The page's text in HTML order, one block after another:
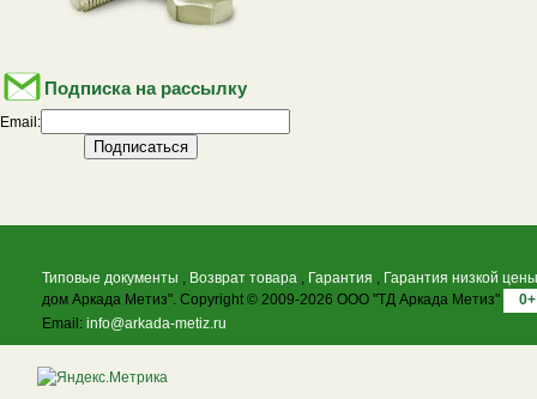
Подписка на рассылку
Email:
Типовые документы , Возврат товара , Гарантия , Гарантия низкой цены
дом Аркада Метиз". Copyright © 2009-2026 ООО "ТД Аркада Метиз"
0+
Email: info@arkada-metiz.ru